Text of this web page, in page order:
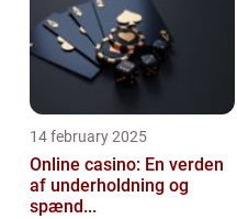
14 february 2025
Online casino: En verden
af underholdning og
spænd...